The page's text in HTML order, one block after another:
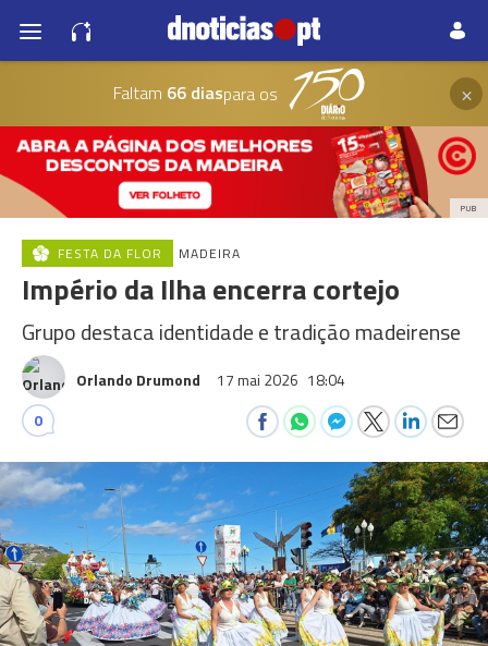
Faltam 66 diaspara os ×
PUB
FESTA DA FLOR MADEIRA
Império da Ilha encerra cortejo
Grupo destaca identidade e tradição madeirense
Orlando Drumond 17 mai 2026 18:04
0